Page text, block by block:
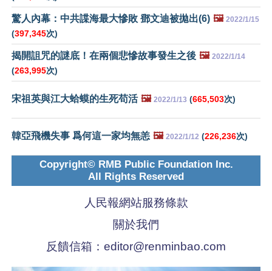
驚人內幕：中共諜海最大慘敗 鄧文迪被拋出(6) 🖼️ 2022/1/15
(397,345次)
揭開詛咒的謎底！在兩個悲慘故事發生之後 🖼️ 2022/1/14
(263,995次)
宋祖英與江大蛤蟆的生死苟活 🖼️ 2022/1/13 (665,503次)
韓亞飛機失事 爲何這一家均無恙 🖼️ 2022/1/12 (226,236次)
Copyright© RMB Public Foundation Inc.
All Rights Reserved
人民報網站服務條款
關於我們
反饋信箱： editor@renminbao.com